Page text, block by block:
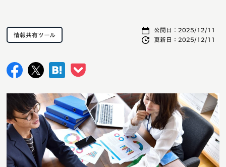
公開日： 2025/12/11
更新日： 2025/12/11
情報共有ツール